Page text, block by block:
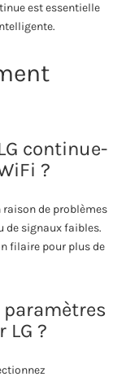
est essentielle
continue-
?
raison de problèmes
de signaux faibles.
filaire pour plus de
?